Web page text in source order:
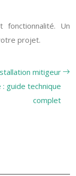
fonctionnalité. Un
projet.
mitigeur
: guide technique
complet